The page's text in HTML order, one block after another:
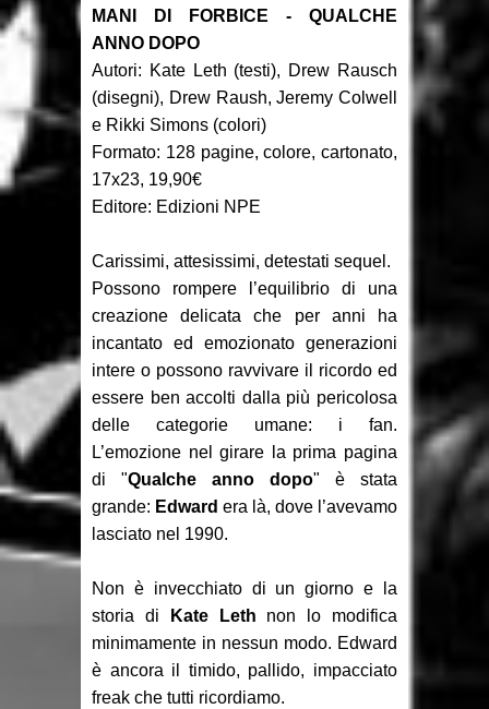
Recensione: Y, l'ultimo uomo 1
Focus: Il Phantom di Paul Ryan
Recensione: Something is Killing
Seconda parte
Recensione: Jazz Maynard 1
MANI DI FORBICE - QUALCHE
ANNO DOPO
Autori: Kate Leth (testi), Drew Rausch
(disegni), Drew Raush, Jeremy Colwell
e Rikki Simons (colori)
Formato: 128 pagine, colore, cartonato,
17x23, 19,90€
Editore: Edizioni NPE
Carissimi, attesissimi, detestati sequel.
Possono rompere l’equilibrio di una
creazione delicata che per anni ha
incantato ed emozionato generazioni
intere o possono ravvivare il ricordo ed
essere ben accolti dalla più pericolosa
delle categorie umane: i fan.
L’emozione nel girare la prima pagina
di "Qualche anno dopo" è stata
grande: Edward era là, dove l’avevamo
lasciato nel 1990.
Non è invecchiato di un giorno e la
storia di
Kate Leth non lo modifica
minimamente in nessun modo. Edward
è ancora il timido, pallido, impacciato
freak che tutti ricordiamo.